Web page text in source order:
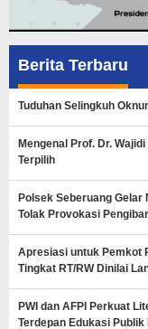
Berita Terbaru
Tuduhan Selingkuh
Mengenal Prof. Dr.
Terpilih
Polsek Seberuang Gelar
Tolak Provokasi
Apresiasi untuk Pemkot
Tingkat RT/RW Dinilai
PWI dan AFPI Perkuat
Terdepan Edukasi Publik